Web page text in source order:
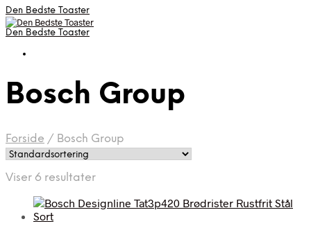
Den Bedste Toaster
Den Bedste Toaster
Bosch Group
Forside / Bosch Group
Viser 6 resultater